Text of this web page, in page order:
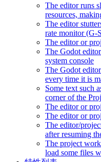
The editor runs
resources,
The editor
rate monitor (G-
The editor or
The Godot
system console
The Godot
every time it is
Some text such
corner of the
The editor or
The editor or
The editor/
after resuming
The project
load some files